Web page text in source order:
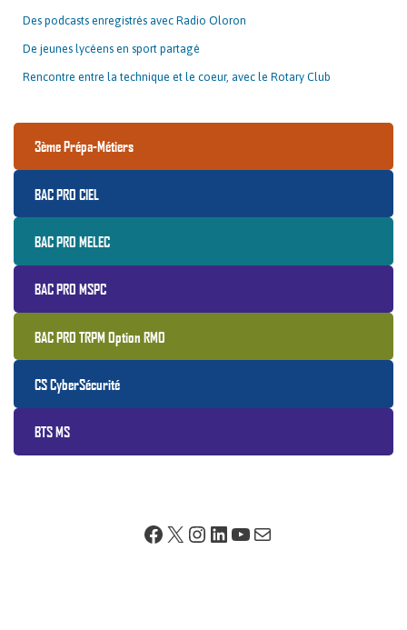
Des podcasts enregistrés avec Radio Oloron
De jeunes lycéens en sport partagé
Rencontre entre la technique et le coeur, avec le Rotary Club
3ème Prépa-Métiers
BAC PRO CIEL
BAC PRO MELEC
BAC PRO MSPC
BAC PRO TRPM Option RMO
CS CyberSécurité
BTS MS
Facebook
X Instagram
LinkedIn
YouTube
E-mail